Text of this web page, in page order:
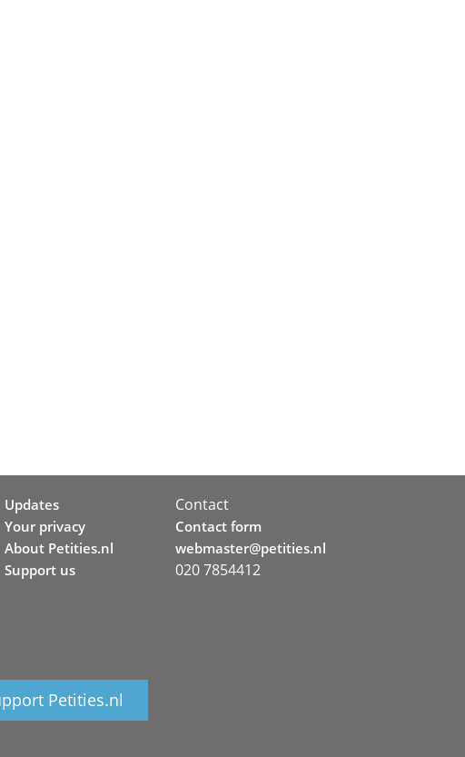
Updates
Your privacy
About Petities.nl
Support us
Petities.nl
Contact
Contact form
webmaster@petities.nl
020 7854412